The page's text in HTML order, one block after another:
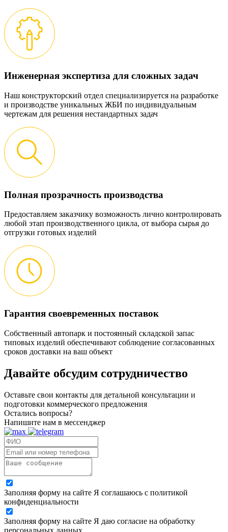
Инженерная экспертиза для сложных задач
Наш конструкторский отдел специализируется на разработке
и производстве уникальных ЖБИ по индивидуальным
чертежам для решения нестандартных задач
Полная прозрачность производства
Предоставляем заказчику возможность лично контролировать
любой этап производственного цикла, от выбора сырья до
отгрузки готовых изделий
Гарантия своевременных поставок
Собственный автопарк и постоянный складской запас
типовых изделий обеспечивают соблюдение согласованных
сроков доставки на ваш объект
Давайте обсудим сотрудничество
Оставьте свои контакты для детальной консультации и
подготовки коммерческого предложения
Остались вопросы?
Напишите нам в мессенджер
Заполняя форму на сайте Я соглашаюсь с политикой
конфиденциальности
Заполняя форму на сайте Я даю согласие на обработку
персональных данных.